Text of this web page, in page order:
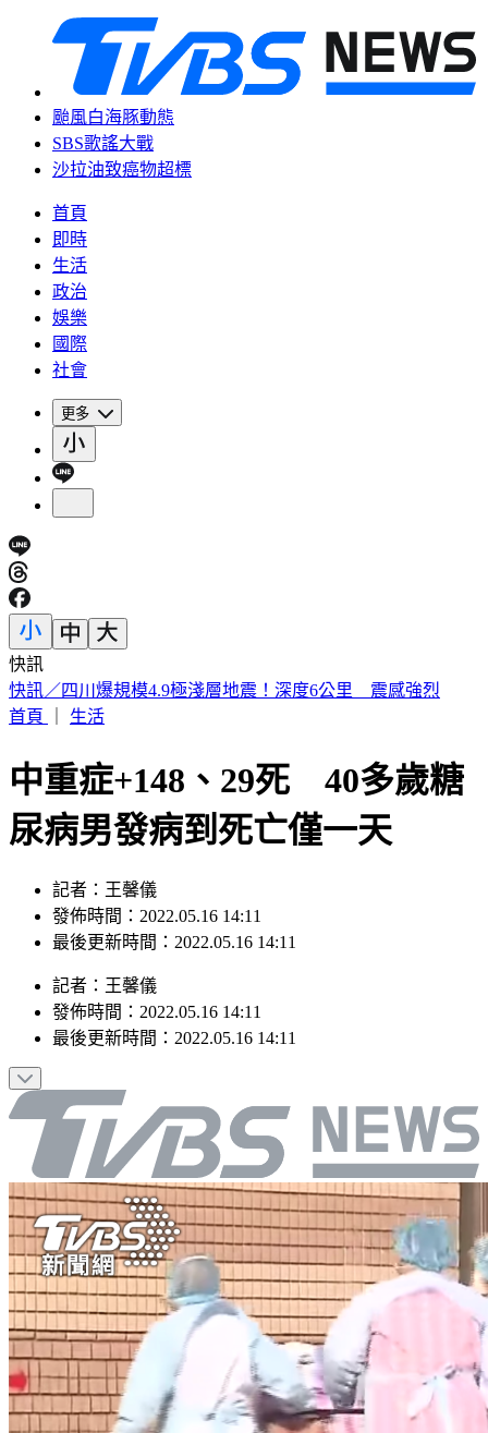
颱風白海豚動態
SBS歌謠大戰
沙拉油致癌物超標
首頁
即時
生活
政治
娛樂
國際
社會
更多
快訊
公視遭砍10億預算！江宏恩「6字」狂酸藍白立委
首頁
生活
中重症+148、29死 40多歲糖
尿病男發病到死亡僅一天
記者：王馨儀
發佈時間：2022.05.16 14:11
最後更新時間：2022.05.16 14:11
記者 ： 王馨儀
發佈時間： 2022.05.16 14:11
最後更新時間： 2022.05.16 14:11